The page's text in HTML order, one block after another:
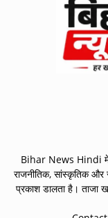
Bihar News Hindi में
राजनीतिक, सांस्कृतिक और
प्रकाश डालता है। ताजा